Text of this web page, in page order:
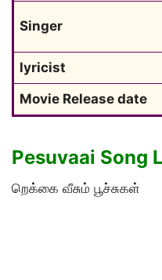
Singer
lyricist
Movie Release date
Pesuvaai Song
றெக்கை வீசும் பூச்சுகள்